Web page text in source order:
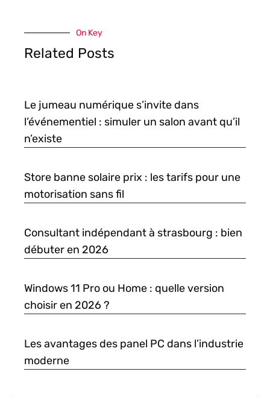
On Key
Related Posts
Le jumeau numérique s’invite dans
l’événementiel : simuler un salon avant qu’il
n’existe
Store banne solaire prix : les tarifs pour une
motorisation sans fil
Consultant indépendant à strasbourg : bien
débuter en 2026
Windows 11 Pro ou Home : quelle version
choisir en 2026 ?
Les avantages des panel PC dans l’industrie
moderne